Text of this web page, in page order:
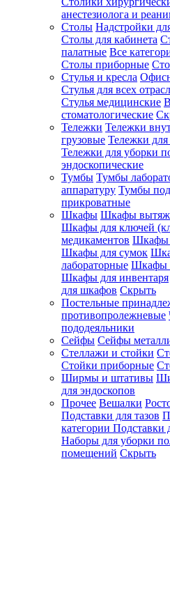
анестезиолога и
Столы Надстройки
Столы для кабинета
палатные Все
Столы приборные
Стулья и кресла
Стулья для всех
Стулья медицинские
стоматологические
Тележки Тележки
грузовые Тележки
Тележки для уборки
эндоскопические
Тумбы Тумбы
аппаратуру Тумбы
прикроватные
Шкафы Шкафы
Шкафы для ключей
медикаментов Шкафы
Шкафы для сумок
лабораторные Шкафы
Шкафы для инвентаря
для шкафов Скрыть
Постельные
противопролежневые
пододеяльники
Сейфы Сейфы
Стеллажи и стойки
Стойки приборные
Ширмы и штативы
для эндоскопов
Прочее Вешалки
Подставки для тазов
категории Подставки
Наборы для уборки
помещений Скрыть